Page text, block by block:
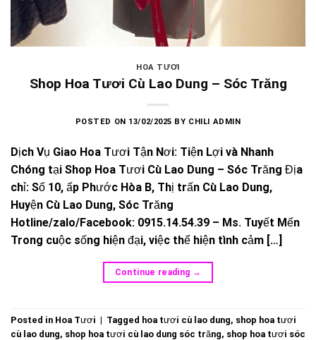
HOA TƯƠI
Shop Hoa Tươi Cù Lao Dung – Sóc Trăng
POSTED ON 13/02/2025 BY CHILI ADMIN
Dịch Vụ Giao Hoa Tươi Tận Nơi: Tiện Lợi và Nhanh
Chóng tại Shop Hoa Tươi Cù Lao Dung – Sóc Trăng Địa
chỉ: Số 10, ấp Phước Hòa B, Thị trấn Cù Lao Dung,
Huyện Cù Lao Dung, Sóc Trăng
Hotline/zalo/Facebook: 0915.14.54.39 – Ms. Tuyết Mến
Trong cuộc sống hiện đại, việc thể hiện tình cảm […]
Continue reading →
Posted in Hoa Tươi | Tagged hoa tươi cù lao dung, shop hoa tươi
cù lao dung, shop hoa tươi cù lao dung sóc trăng, shop hoa tươi sóc